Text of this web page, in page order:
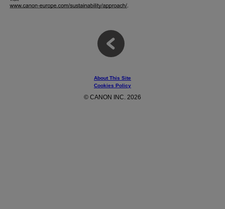
About This Site
Cookies Policy
© CANON INC. 2026